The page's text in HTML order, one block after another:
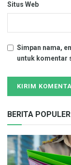
Situs Web
Simpan nama,
untuk komentar
BERITA POPULER